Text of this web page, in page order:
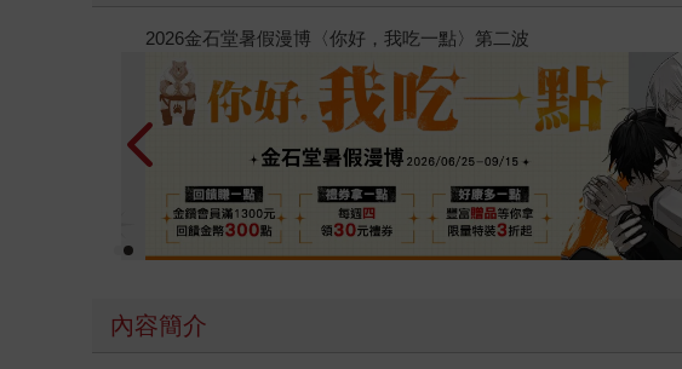
春光ｘ奇幻基地｜全書系展
內容簡介